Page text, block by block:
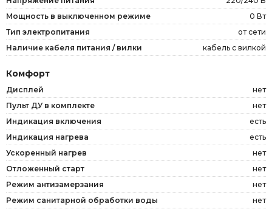
Мощность в выключенном режиме
0 Вт
Тип электропитания
от сети
Наличие кабеля питания / вилки
кабель с вилкой
Комфорт
Дисплей
нет
Пульт ДУ в комплекте
нет
Индикация включения
есть
Индикация нагрева
есть
Ускоренный нагрев
нет
Отложенный старт
нет
Режим антизамерзания
нет
Режим санитарной обработки воды
нет